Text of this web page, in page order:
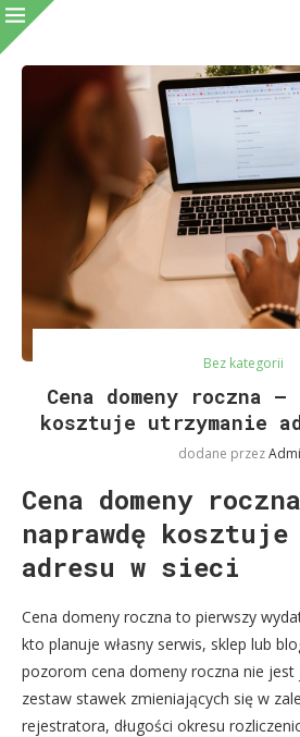
Bez kategorii
Cena domeny roczna
kosztuje utrzymanie
dodane przez
Cena domeny
naprawdę
adresu w sieci
Cena domeny roczna to pierwszy
kto planuje własny serwis, sklep lub
pozorom cena domeny roczna nie
zestaw stawek zmieniających się w
rejestratora, długości okresu